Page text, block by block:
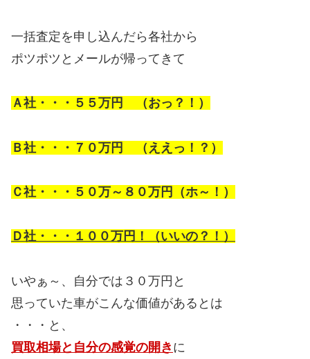
一括査定を申し込んだら各社から
ポツポツとメールが帰ってきて
Ａ社・・・５５万円 （おっ？！）
Ｂ社・・・７０万円 （ええっ！？）
Ｃ社・・・５０万～８０万円（ホ～！）
Ｄ社・・・１００万円！（いいの？！）
いやぁ～、自分では３０万円と
思っていた車がこんな価値があるとは
・・・と、
買取相場と自分の感覚の開き に